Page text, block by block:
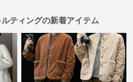
ティングの新着アイテム